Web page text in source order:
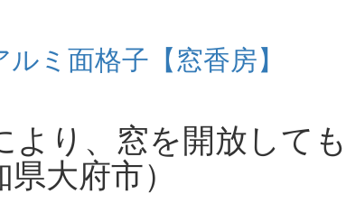
ミ面格子【窓香房】
より、窓を開放しても
大府市）